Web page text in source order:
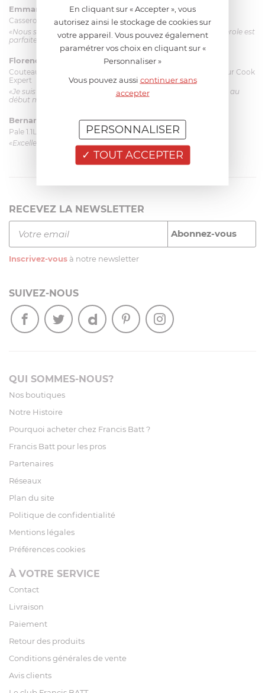
Emmanuel 56 ans le 23/06/2026 à 12:04
Casserole mini 9 cm Castelpro 5 ply poignée fixe
«Nous sommes dans un produit de haute qualité. Cette casserole est
parfaite pour l'élaboration des sauces et vient complé...»
Florence 63 ans le 23/06/2026 à 11:17
Couteau complet avec lame, joint & écrou pour le robot cuiseur Cook
Expert
«Je suis satisfaite du couteau Magimix. L'écrou est un peu dur au
début mais ça le fait. La livraison a été très rapide. ...»
Bernard le 23/06/2026 à 09:43
Pale 1.1L pour Glacier Magimix 11031/121/123/124
«Excellent: produit et livraison»
RECEVEZ LA NEWSLETTER
Inscrivez-vous à notre newsletter
SUIVEZ-NOUS
QUI SOMMES-NOUS?
Nos boutiques
Notre Histoire
Pourquoi acheter chez Francis Batt ?
Francis Batt pour les pros
Partenaires
Réseaux
Plan du site
Politique de confidentialité
Mentions légales
Préférences cookies
À VOTRE SERVICE
Contact
Livraison
Paiement
Retour des produits
Conditions générales de vente
Avis clients
En cliquant sur « Accepter », vous
autorisez ainsi le stockage de cookies sur
votre appareil. Vous pouvez également
paramétrer vos choix en cliquant sur «
Personnaliser »
Vous pouvez aussi continuer sans
accepter
TOUT ACCEPTER
PERSONNALISER